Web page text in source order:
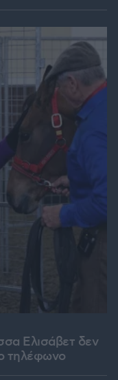
Ελισάβετ δεν
τηλέφωνο